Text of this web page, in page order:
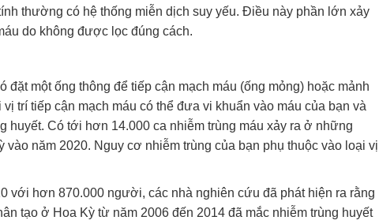
thường có hệ thống miễn dịch suy yếu. Điều này phần lớn xảy
do không được lọc đúng cách.
một ống thông để tiếp cận mạch máu (ống mỏng) hoặc mảnh
trí tiếp cận mạch máu có thể đưa vi khuẩn vào máu của bạn và
huyết. Có tới hơn 14.000 ca nhiễm trùng máu xảy ra ở những
năm 2020. Nguy cơ nhiễm trùng của bạn phụ thuộc vào loại vị
với hơn 870.000 người, các nhà nghiên cứu đã phát hiện ra rằng
tạo ở Hoa Kỳ từ năm 2006 đến 2014 đã mắc nhiễm trùng huyết